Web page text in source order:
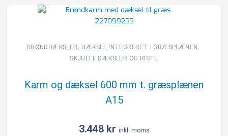
BRØNDDÆKSLER , DÆKSEL INTEGRERET I GRÆSPLÆNEN​ ,
SKJULTE DÆKSLER OG RISTE
Karm og dæksel 600 mm t. græsplænen
A15
3.448 kr inkl. moms